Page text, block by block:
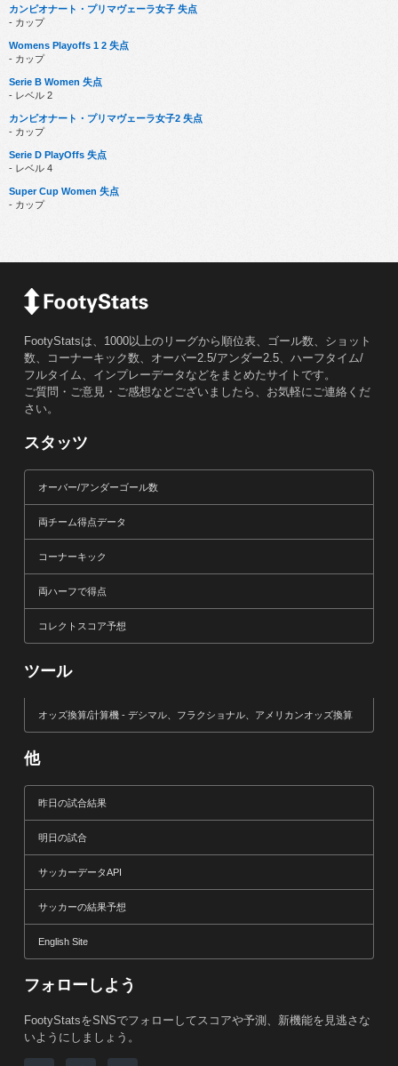
カンピオナート・プリマヴェーラ女子 失点
- カップ
Womens Playoffs 1 2 失点
- カップ
Serie B Women 失点
- レベル 2
カンピオナート・プリマヴェーラ女子2 失点
- カップ
Serie D PlayOffs 失点
- レベル 4
Super Cup Women 失点
- カップ
FootyStatsは、1000以上のリーグから順位表、ゴール数、ショット
数、コーナーキック数、オーバー2.5/アンダー2.5、ハーフタイム/
フルタイム、インプレーデータなどをまとめたサイトです。
ご質問・ご意見・ご感想などございましたら、お気軽にご連絡くだ
さい。
スタッツ
オーバー/アンダーゴール数
両チーム得点データ
コーナーキック
両ハーフで得点
コレクトスコア予想
ツール
オッズ換算/計算機 - デシマル、フラクショナル、アメリカンオッズ換算
他
昨日の試合結果
明日の試合
サッカーデータAPI
サッカーの結果予想
English Site
フォローしよう
FootyStatsをSNSでフォローしてスコアや予測、新機能を見逃さな
いようにしましょう。